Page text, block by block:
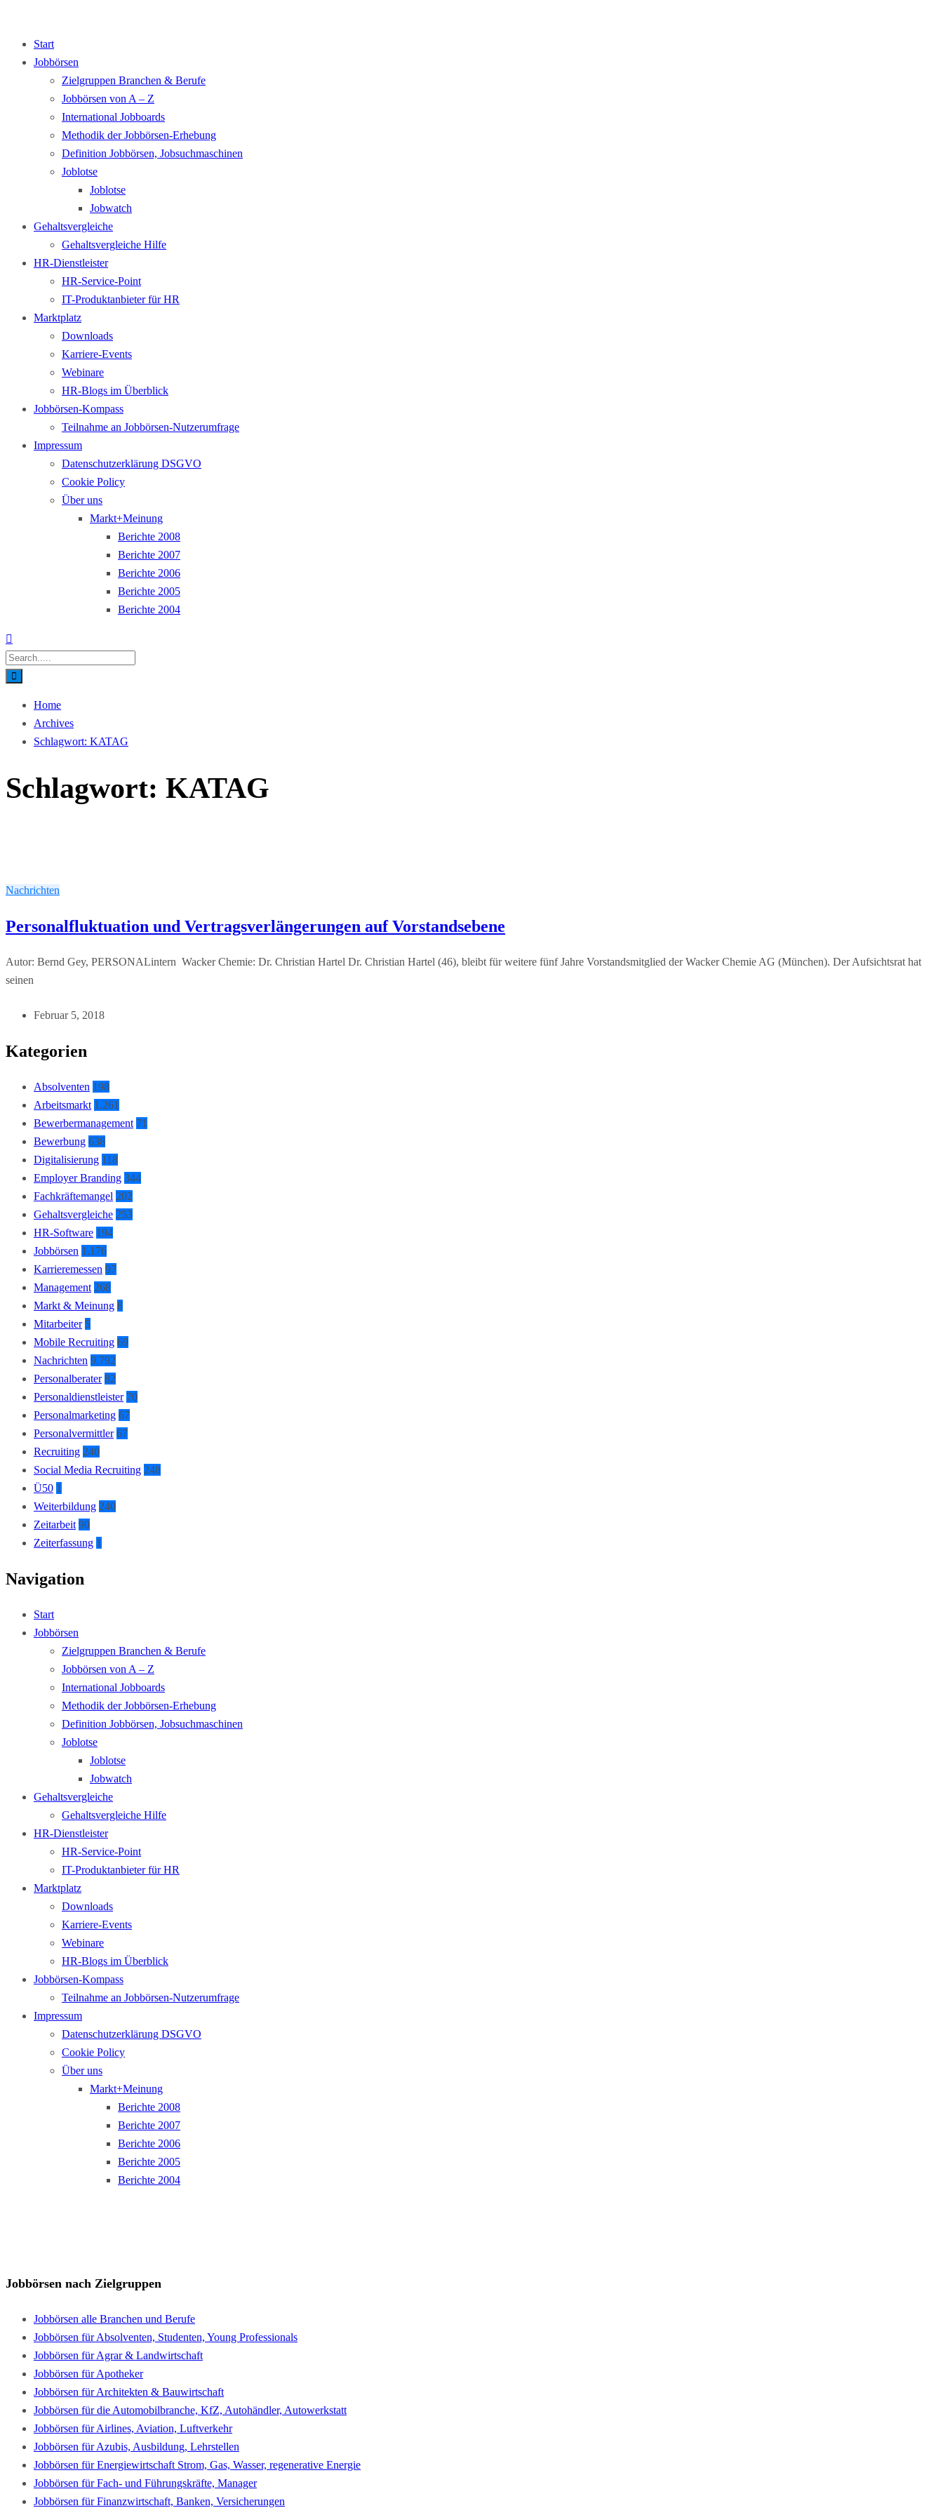
Start
Jobbörsen
Zielgruppen Branchen & Berufe
Jobbörsen von A – Z
International Jobboards
Methodik der Jobbörsen-Erhebung
Definition Jobbörsen, Jobsuchmaschinen
Joblotse
Joblotse
Jobwatch
Gehaltsvergleiche
Gehaltsvergleiche Hilfe
HR-Dienstleister
HR-Service-Point
IT-Produktanbieter für HR
Marktplatz
Downloads
Karriere-Events
Webinare
HR-Blogs im Überblick
Jobbörsen-Kompass
Teilnahme an Jobbörsen-Nutzerumfrage
Impressum
Datenschutzerklärung DSGVO
Cookie Policy
Über uns
Markt+Meinung
Berichte 2008
Berichte 2007
Berichte 2006
Berichte 2005
Berichte 2004
Home
Archives
Schlagwort: KATAG
Schlagwort: KATAG
Nachrichten
Personalfluktuation und Vertragsverlängerungen auf Vorstandsebene
Autor: Bernd Gey, PERSONALintern Wacker Chemie: Dr. Christian Hartel Dr. Christian Hartel (46), bleibt für weitere fünf Jahre Vorstandsmitglied der Wacker Chemie AG (München). Der Aufsichtsrat hat
seinen
Februar 5, 2018
Kategorien
Absolventen 198
Arbeitsmarkt 1.261
Bewerbermanagement 71
Bewerbung 638
Digitalisierung 118
Employer Branding 344
Fachkräftemangel 202
Gehaltsvergleiche 253
HR-Software 194
Jobbörsen 1.176
Karrieremessen 97
Management 268
Markt & Meinung 8
Mitarbeiter 5
Mobile Recruiting 69
Nachrichten 9.792
Personalberater 82
Personaldienstleister 70
Personalmarketing 67
Personalvermittler 67
Recruiting 240
Social Media Recruiting 248
Ü50 1
Weiterbildung 240
Zeitarbeit 90
Zeiterfassung 1
Navigation
Start
Jobbörsen
Zielgruppen Branchen & Berufe
Jobbörsen von A – Z
International Jobboards
Methodik der Jobbörsen-Erhebung
Definition Jobbörsen, Jobsuchmaschinen
Joblotse
Joblotse
Jobwatch
Gehaltsvergleiche
Gehaltsvergleiche Hilfe
HR-Dienstleister
HR-Service-Point
IT-Produktanbieter für HR
Marktplatz
Downloads
Karriere-Events
Webinare
HR-Blogs im Überblick
Jobbörsen-Kompass
Teilnahme an Jobbörsen-Nutzerumfrage
Impressum
Datenschutzerklärung DSGVO
Cookie Policy
Über uns
Markt+Meinung
Berichte 2008
Berichte 2007
Berichte 2006
Berichte 2005
Berichte 2004
Jobbörsen nach Zielgruppen
Jobbörsen alle Branchen und Berufe
Jobbörsen für Absolventen, Studenten, Young Professionals
Jobbörsen für Agrar & Landwirtschaft
Jobbörsen für Apotheker
Jobbörsen für Architekten & Bauwirtschaft
Jobbörsen für die Automobilbranche, KfZ, Autohändler, Autowerkstatt
Jobbörsen für Airlines, Aviation, Luftverkehr
Jobbörsen für Azubis, Ausbildung, Lehrstellen
Jobbörsen für Energiewirtschaft Strom, Gas, Wasser, regenerative Energie
Jobbörsen für Fach- und Führungskräfte, Manager
Jobbörsen für Finanzwirtschaft, Banken, Versicherungen